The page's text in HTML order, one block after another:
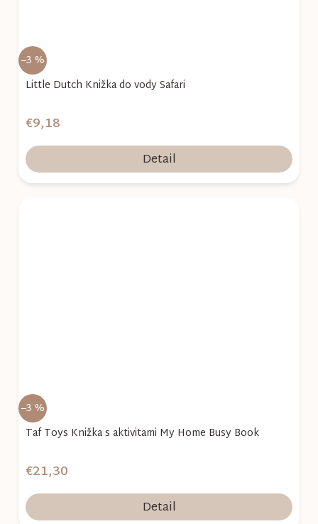
–3 %
Little Dutch Knižka do vody Safari
€9,18
Detail
–3 %
Taf Toys Knižka s aktivitami My Home Busy Book
€21,30
Detail